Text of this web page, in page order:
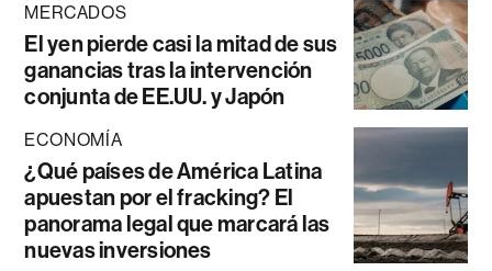
MERCADOS
El yen pierde casi la mitad de sus
ganancias tras la intervención
conjunta de EE.UU. y Japón
ECONOMÍA
¿Qué países de América Latina
apuestan por el fracking? El
panorama legal que marcará las
nuevas inversiones